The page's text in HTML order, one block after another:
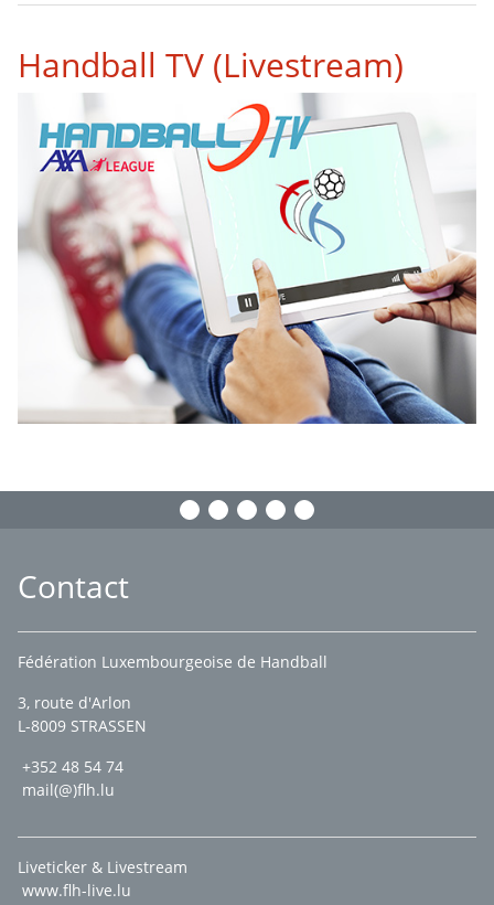
Handball TV (Livestream)
Contact
Fédération Luxembourgeoise de Handball
3, route d'Arlon
L-8009 STRASSEN
+352 48 54 74
mail(@)flh.lu
Liveticker & Livestream
www.flh-live.lu